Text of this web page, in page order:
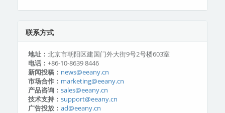
联系方式
地址： 北京市朝阳区建国门外大街9号2号楼603室
电话： +86-10-8639 8446
新闻投稿： news@eeany.cn
市场合作： marketing@eeany.cn
产品咨询： sales@eeany.cn
技术支持： support@eeany.cn
广告投放： ad@eeany.cn